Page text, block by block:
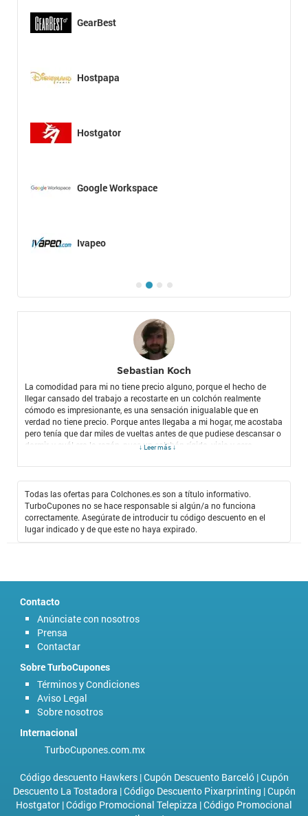
GearBest
Hostpapa
Hostgator
Google Workspace
Ivapeo
Sebastian Koch
La comodidad para mi no tiene precio alguno, porque el hecho de
llegar cansado del trabajo a recostarte en un colchón realmente
cómodo es impresionante, es una sensación inigualable que en
verdad no tiene precio. Porque antes llegaba a mi hogar, me acostaba
pero tenía que dar miles de vueltas antes de que pudiese descansar o
dormir, y cuál era la razón, pues un colchón rígido, viejo y cero
para tener más comodidad, no tendría sentido que yo trabaje tan
fuertemente para vivir incómodo, y por eso también es que me gusta
optimizar el dinero, por ello es que siempre uso elcupón promocional
Colchones.esy con él es que siempre logro el máximo ahorro cuando
compro colchón para mi, para mi mamá, para mi hermana, para mi
novia, y para todos en mi familia, siempre que puedo.
↓ Leer más ↓
Todas las ofertas para Colchones.es son a título informativo.
TurboCupones no se hace responsable si algún/a no funciona
correctamente. Asegúrate de introducir tu código descuento en el
lugar indicado y de que este no haya expirado.
Contacto
Anúnciate con nosotros
Prensa
Contactar
Sobre TurboCupones
Términos y Condiciones
Aviso Legal
Sobre nosotros
Internacional
TurboCupones.com.mx
Código descuento Hawkers|Cupón Descuento Barceló|Cupón
Descuento La Tostadora |Código Descuento Pixarprinting |Cupón
Hostgator |Código Promocional Telepizza |Código Promocional